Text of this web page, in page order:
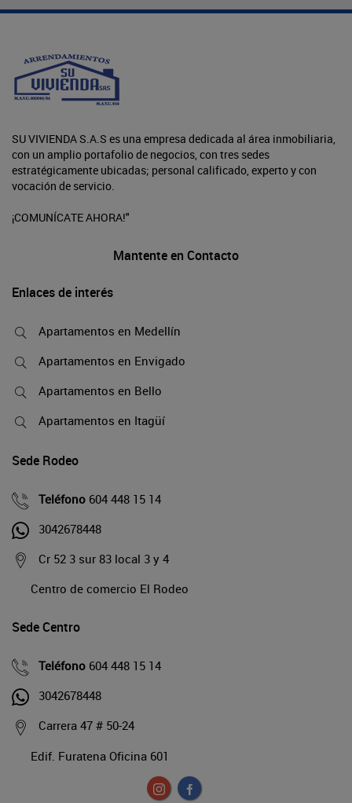
SU VIVIENDA S.A.S es una empresa dedicada al área inmobiliaria,
con un amplio portafolio de negocios, con tres sedes
estratégicamente ubicadas; personal calificado, experto y con
vocación de servicio.
¡COMUNÍCATE AHORA!"
Mantente en Contacto
Enlaces de interés
Apartamentos en Medellín
Apartamentos en Envigado
Apartamentos en Bello
Apartamentos en Itagüí
Sede Rodeo
Teléfono 604 448 15 14
3042678448
Cr 52 3 sur 83 local 3 y 4
Centro de comercio El Rodeo
Sede Centro
Teléfono 604 448 15 14
3042678448
Carrera 47 # 50-24
Edif. Furatena Oficina 601